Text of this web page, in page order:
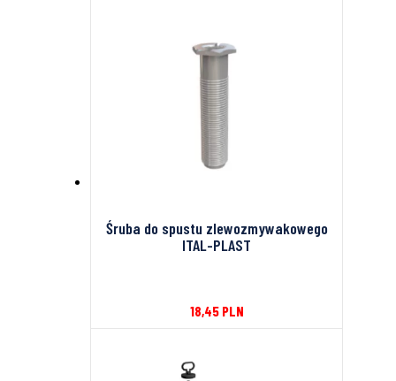
Śruba do spustu zlewozmywakowego
ITAL-PLAST
18,45 PLN